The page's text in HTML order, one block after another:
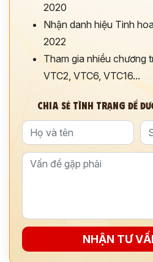
2020
Nhận danh hiệu Tinh
2022
Tham gia nhiều chương
VTC2, VTC6, VTC16...
CHIA SẺ TÌNH TRẠNG ĐỂ
NHẬN TƯ